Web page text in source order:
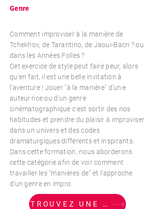
Genre
Comment improviser à la manière de
Tchekhov, de Tarantino, de Jaoui-Bacri ? ou
dans les Années Folles ?
Cet exercice de style peut faire peur, alors
qu'en fait, il est une belle invitation à
l'aventure ! Jouer "à la manière" d'un‧e
auteur‧rice ou d'un genre
cinématographique c'est sortir des nos
habitudes et prendre du plaisir à improviser
dans un univers et des codes
dramaturgiques différents et inspirants.
Dans cette formation, nous aborderons
cette catégorie afin de voir comment
travailler les "manières de" et l'approche
d'un genre en impro.
TROUVEZ UNE DATE